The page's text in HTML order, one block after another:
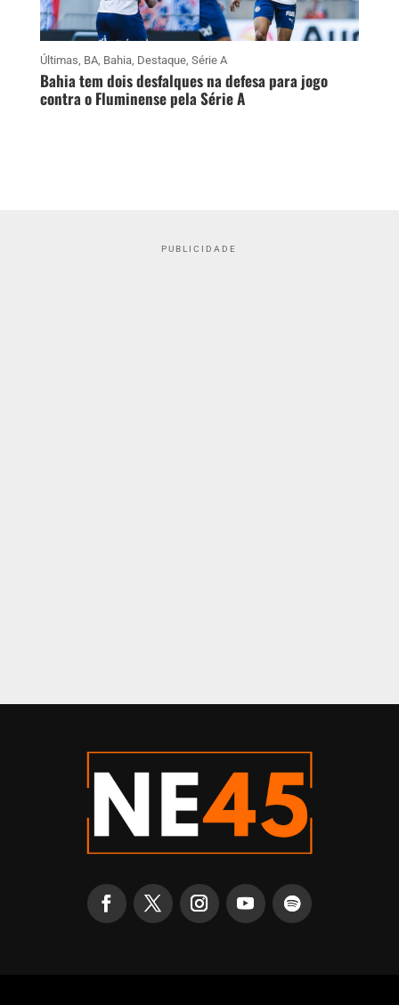
Últimas, BA, Bahia, Destaque, Série A
Bahia tem dois desfalques na defesa para jogo
contra o Fluminense pela Série A
PUBLICIDADE